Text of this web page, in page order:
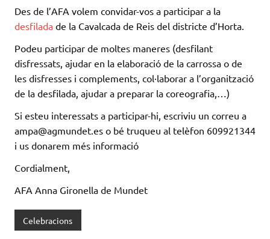
Des de l’AFA volem convidar-vos a participar a la
desfilada de la Cavalcada de Reis del districte d’Horta.
Podeu participar de moltes maneres (desfilant
disfressats, ajudar en la elaboració de la carrossa o de
les disfresses i complements, col·laborar a l’organització
de la desfilada, ajudar a preparar la coreografia,…)
Si esteu interessats a participar-hi, escriviu un correu a
ampa@agmundet.es o bé truqueu al telèfon 609921344
i us donarem més informació
Cordialment,
AFA Anna Gironella de Mundet
Celebracions